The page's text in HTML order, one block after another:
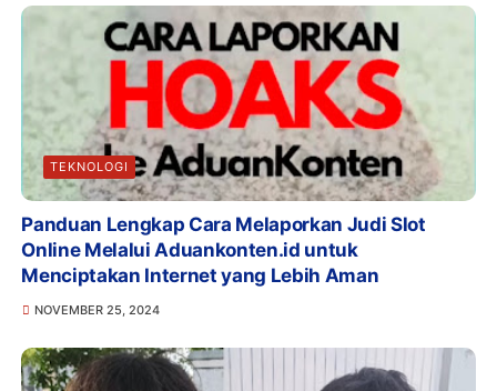
TEKNOLOGI
Panduan Lengkap Cara Melaporkan Judi Slot
Online Melalui Aduankonten.id untuk
Menciptakan Internet yang Lebih Aman
NOVEMBER 25, 2024